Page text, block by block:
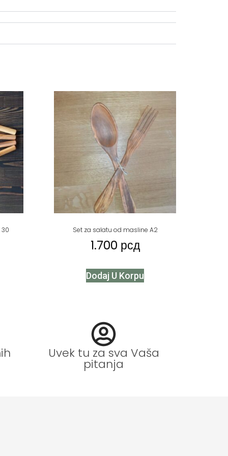
Set za salatu od masline A2
1.700 рсд
Dodaj U Korpu
Uvek tu za sva Vaša
pitanja